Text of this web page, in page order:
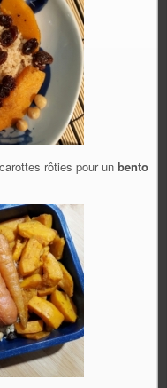
rôties pour un bento